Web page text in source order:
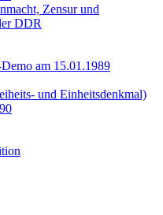
Zensur und
DDR
am 15.01.1989
und Einheitsdenkmal)